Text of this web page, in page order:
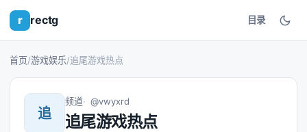
r rectg 目录
首页/游戏娱乐/追尾游戏热点
追
频道 @vwyxrd
追尾游戏热点